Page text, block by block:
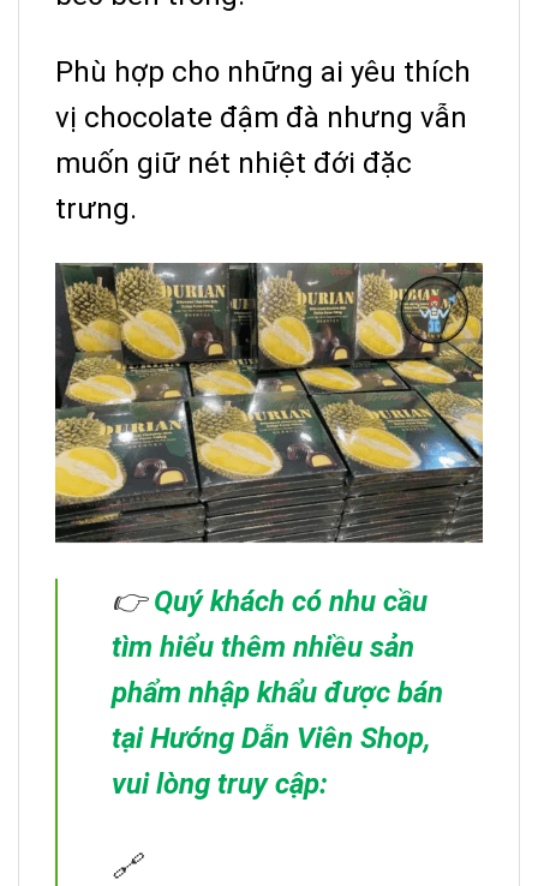
Phù hợp cho những ai yêu thích
vị chocolate đậm đà nhưng vẫn
muốn giữ nét nhiệt đới đặc
trưng.
👉Quý khách có nhu cầu
tìm hiểu thêm nhiều sản
phẩm nhập khẩu được bán
tại Hướng Dẫn Viên Shop,
vui lòng truy cập:
🔗